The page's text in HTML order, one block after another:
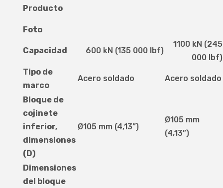
Producto
Foto
Capacidad 600 kN (135 000 lbf)
1100 kN (245
000 lbf)
Tipo de
marco
Acero soldado Acero soldado
Bloque de
cojinete
inferior,
dimensiones
(D)
Ø105 mm (4,13”)
Ø105 mm
(4,13”)
Dimensiones
del bloque